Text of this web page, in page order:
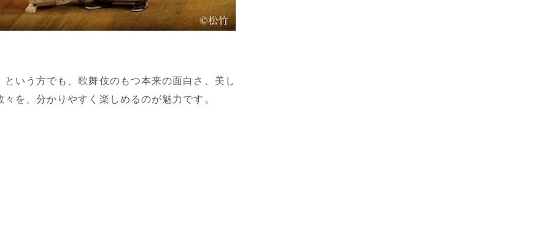
いう方でも、歌舞伎のもつ本来の面白さ、美し
を、分かりやすく楽しめるのが魅力です。